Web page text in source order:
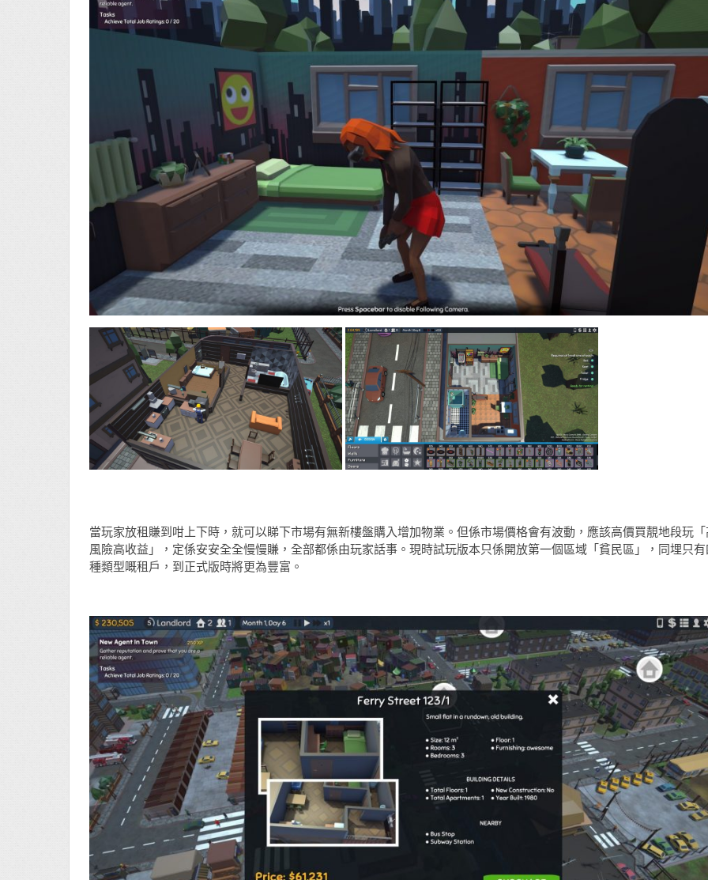
當玩家放租賺到咁上下時，就可以睇下市場有無新樓盤購入增加物業。但係市場價格會有波動，應該高價買靚地段玩
風險高收益」，定係安安全全慢慢賺，全部都係由玩家話事。現時試玩版本只係開放第一個區域「貧民區」，同埋只
種類型嘅租戶，到正式版時將更為豐富。